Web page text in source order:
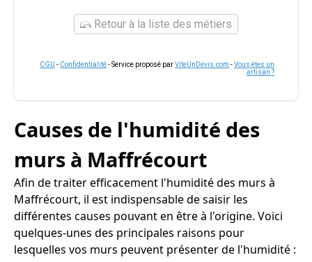
Retour à la liste des métiers
CGU - Confidentialité- Service proposé parViteUnDevis.com -Vous êtes un
artisan ?
Causes de l'humidité des
murs à Maffrécourt
Afin de traiter efficacement l'humidité des murs à
Maffrécourt, il est indispensable de saisir les
différentes causes pouvant en être à l'origine. Voici
quelques-unes des principales raisons pour
lesquelles vos murs peuvent présenter de l'humidité :